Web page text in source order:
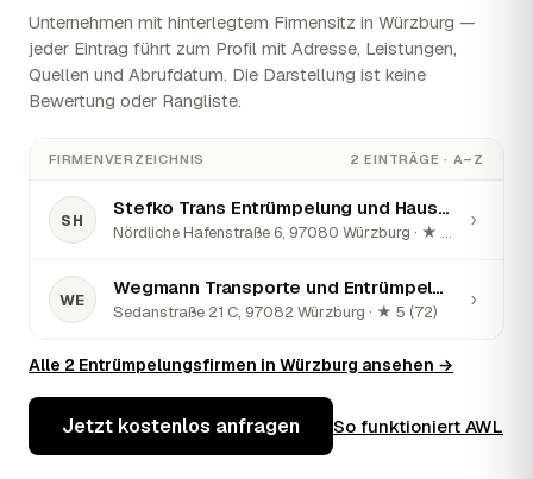
Unternehmen mit hinterlegtem Firmensitz in Würzburg —
jeder Eintrag führt zum Profil mit Adresse, Leistungen,
Quellen und Abrufdatum. Die Darstellung ist keine
Bewertung oder Rangliste.
FIRMENVERZEICHNIS 2 EINTRÄGE · A–Z
SH
Stefko Trans Entrümpelung und Haushaltsauflösungen
Nördliche Hafenstraße 6, 97080 Würzburg · ★ 5 (82)
›
WE
Wegmann Transporte und Entrümpelungen
Sedanstraße 21 C, 97082 Würzburg · ★ 5 (72)
›
Alle 2 Entrümpelungsfirmen in Würzburg ansehen →
Jetzt kostenlos anfragen So funktioniert AWL